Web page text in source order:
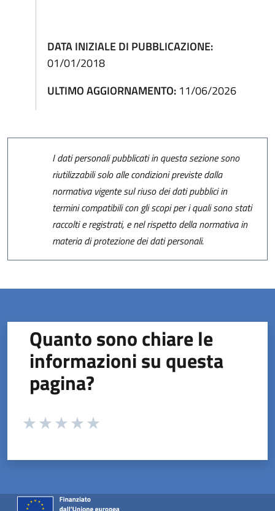
DATA INIZIALE DI PUBBLICAZIONE:
01/01/2018
ULTIMO AGGIORNAMENTO: 11/06/2026
I dati personali pubblicati in questa sezione sono
riutilizzabili solo alle condizioni previste dalla
normativa vigente sul riuso dei dati pubblici in
termini compatibili con gli scopi per i quali sono stati
raccolti e registrati, e nel rispetto della normativa in
materia di protezione dei dati personali.
Quanto sono chiare le
informazioni su questa
pagina?
Valuta da 1 a 5 stelle la pagina